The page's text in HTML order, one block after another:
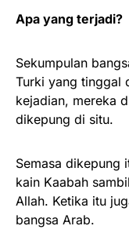
Apa yang terjadi?
Sekumpulan
Turki yang tinggal
kejadian, mereka
dikepung di situ.
Semasa dikepung
kain Kaabah
Allah. Ketika itu
bangsa Arab.